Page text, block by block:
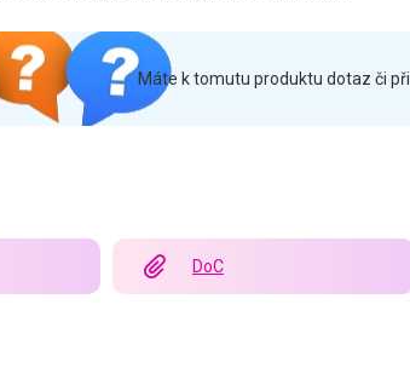
Máte k tomutu produktu dotaz či
DoC